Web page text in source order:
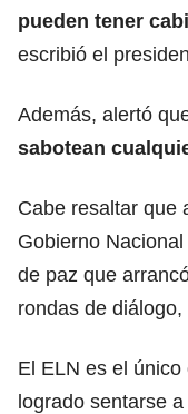
pueden tener
escribió el
Además, alertó
sabotean
Cabe resaltar que
Gobierno
de paz que
rondas de
El ELN es el
logrado sentarse